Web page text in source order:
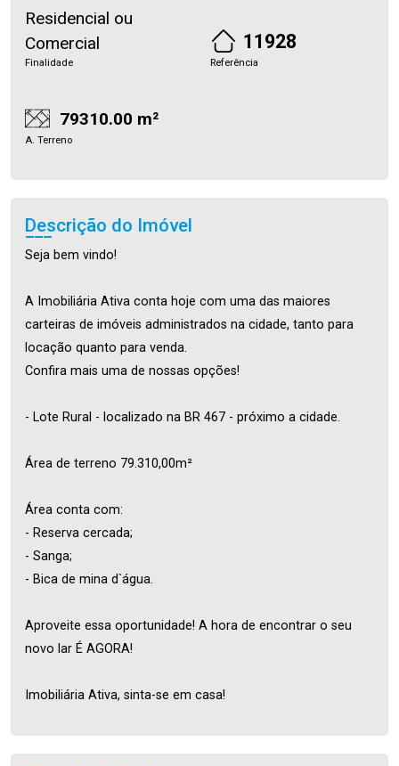
Residencial ou
Comercial
Finalidade
11928
Referência
79310.00 m²
A. Terreno
Descrição do Imóvel
Seja bem vindo!
A Imobiliária Ativa conta hoje com uma das maiores
carteiras de imóveis administrados na cidade, tanto para
locação quanto para venda.
Confira mais uma de nossas opções!
- Lote Rural - localizado na BR 467 - próximo a cidade.
Área de terreno 79.310,00m²
Área conta com:
- Reserva cercada;
- Sanga;
- Bica de mina d`água.
Aproveite essa oportunidade! A hora de encontrar o seu
novo lar É AGORA!
Imobiliária Ativa, sinta-se em casa!